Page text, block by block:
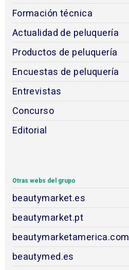
Formación técnica
Actualidad de peluquería
Productos de peluquería
Encuestas de peluquería
Entrevistas
Concurso
Editorial
Otras webs del grupo
beautymarket.es
beautymarket.pt
beautymarketamerica.com
beautymed.es